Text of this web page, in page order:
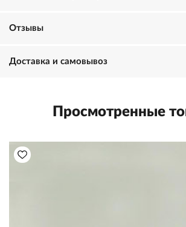
Отзывы
Доставка и самовывоз
Просмотренные